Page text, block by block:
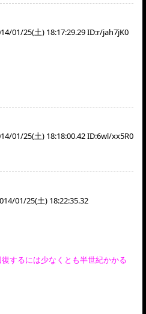
01/25(土) 18:17:29.29 ID:r/jah7jK0
01/25(土) 18:18:00.42 ID:6wl/xx5R0
01/25(土) 18:22:35.32
するには少なくとも半世紀かかる